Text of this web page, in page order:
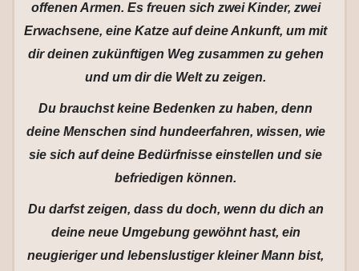
offenen Armen. Es freuen sich zwei Kinder, zwei
Erwachsene, eine Katze auf deine Ankunft, um mit
dir deinen zukünftigen Weg zusammen zu gehen
und um dir die Welt zu zeigen.
Du brauchst keine Bedenken zu haben, denn
deine Menschen sind hundeerfahren, wissen, wie
sie sich auf deine Bedürfnisse einstellen und sie
befriedigen können.
Du darfst zeigen, dass du doch, wenn du dich an
deine neue Umgebung gewöhnt hast, ein
neugieriger und lebenslustiger kleiner Mann bist,